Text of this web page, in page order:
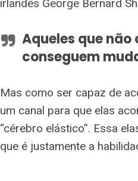
irlandês George Bernard
Aqueles que
conseguem
Mas como ser capaz de
um canal para que elas
“cérebro elástico”. Essa
que é justamente a